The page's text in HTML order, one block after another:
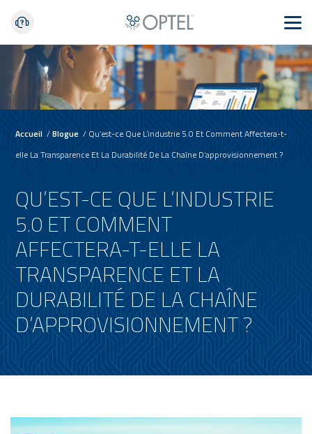
Accueil /Blogue / Qu’est-ce Que L’industrie 5.0 Et Comment Affectera-t-
elle La Transparence Et La Durabilité De La Chaîne D’approvisionnement ?
QU’EST-CE QUE L’INDUSTRIE
5.0 ET COMMENT
AFFECTERA-T-ELLE LA
TRANSPARENCE ET LA
DURABILITÉ DE LA CHAÎNE
D’APPROVISIONNEMENT ?